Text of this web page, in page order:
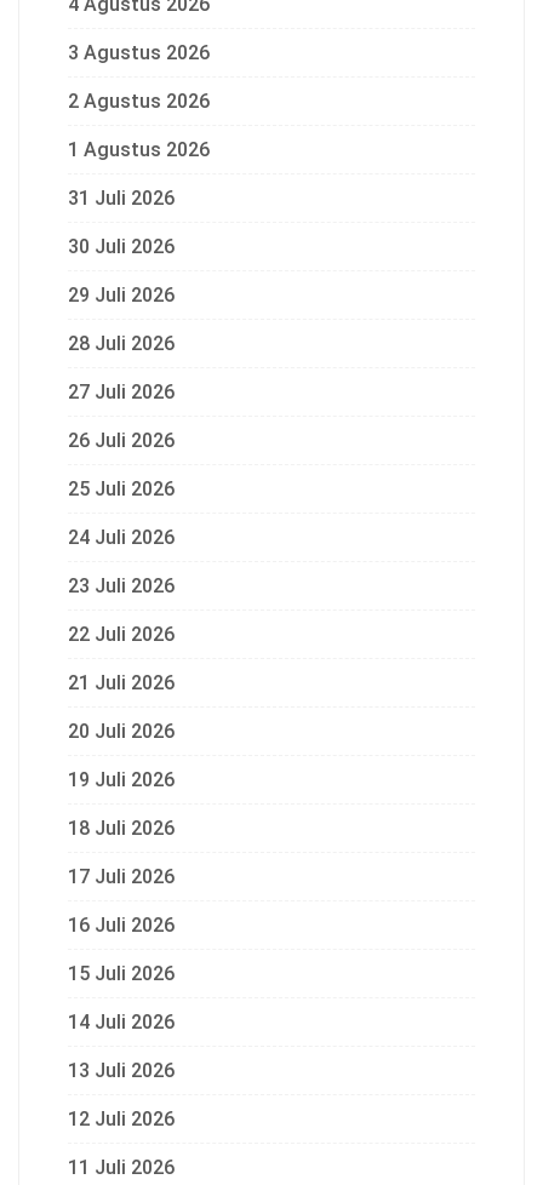
3 Agustus 2026
2 Agustus 2026
1 Agustus 2026
31 Juli 2026
30 Juli 2026
29 Juli 2026
28 Juli 2026
27 Juli 2026
26 Juli 2026
25 Juli 2026
24 Juli 2026
23 Juli 2026
22 Juli 2026
21 Juli 2026
20 Juli 2026
19 Juli 2026
18 Juli 2026
17 Juli 2026
16 Juli 2026
15 Juli 2026
14 Juli 2026
13 Juli 2026
12 Juli 2026
11 Juli 2026